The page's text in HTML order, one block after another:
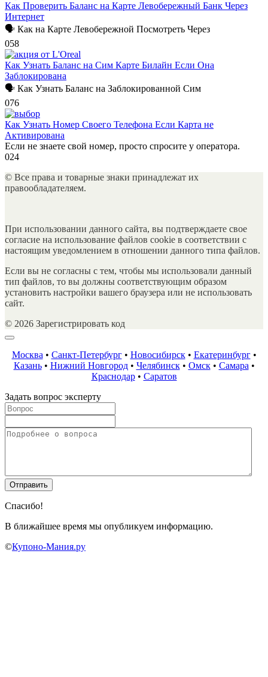
Как Проверить Баланс на Карте Левобережный Банк Через
Интернет
🗣 Как на Карте Левобережной Посмотреть Через
058
Как Узнать Баланс на Сим Карте Билайн Если Она
Заблокирована
🗣 Как Узнать Баланс на Заблокированной Сим
076
Как Узнать Номер Своего Телефона Если Карта не
Активирована
Если не знаете свой номер, просто спросите у оператора.
024
© Все права и товарные знаки принадлежат их
правообладателяем.
При использовании данного сайта, вы подтверждаете свое
согласие на использование файлов cookie в соответствии с
настоящим уведомлением в отношении данного типа файлов.
Если вы не согласны с тем, чтобы мы использовали данный
тип файлов, то вы должны соответствующим образом
установить настройки вашего браузера или не использовать
сайт.
© 2026 Зарегистрировать код
Москва• Санкт-Петербург• Новосибирск• Екатеринбург•
Казань• Нижний Новгород• Челябинск• Омск• Самара•
Краснодар• Саратов
Задать вопрос эксперту
Спасибо!
В ближайшее время мы опубликуем информацию.
©Купоно-Мания.ру